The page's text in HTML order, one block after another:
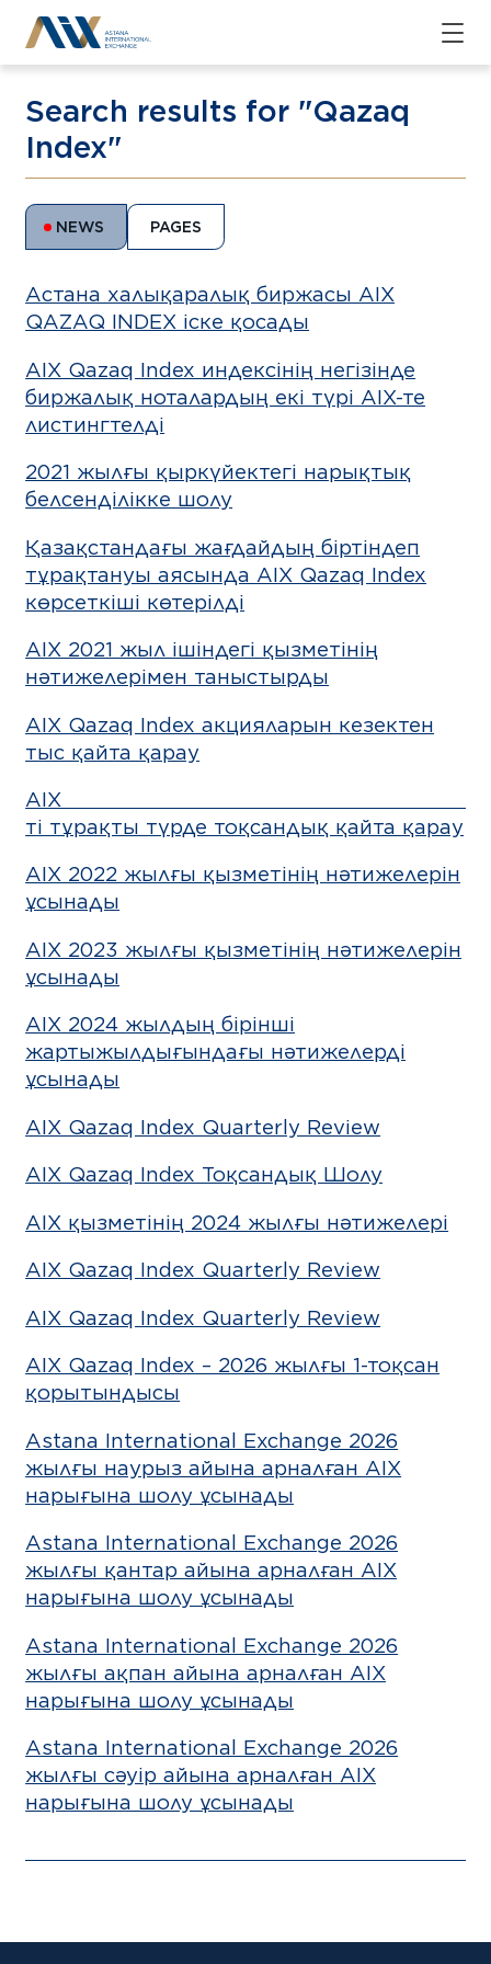
Search results for "Qazaq
Index"
NEWS PAGES
Астана халықаралық биржасы AIX
QAZAQ INDEX іске қосады
AIX Qazaq Index индексінің негізінде
биржалық ноталардың екі түрі АІХ-те
листингтелді
2021 жылғы қыркүйектегі нарықтық
белсенділікке шолу
Қазақстандағы жағдайдың біртіндеп
тұрақтануы аясында AIX Qazaq Index
көрсеткіші көтерілді
АІХ 2021 жыл ішіндегі қызметінің
нәтижелерімен таныстырды
AIX Qazaq Index акцияларын кезектен
тыс қайта қарау
AIX
ті тұрақты түрде тоқсандық қайта қарау
AIX 2022 жылғы қызметінің нәтижелерін
ұсынады
AIX 2023 жылғы қызметінің нәтижелерін
ұсынады
AIX 2024 жылдың бірінші
жартыжылдығындағы нәтижелерді
ұсынады
AIX Qazaq Index Quarterly Review
AIX Qazaq Index Тоқсандық Шолу
AIX қызметінің 2024 жылғы нәтижелері
AIX Qazaq Index Quarterly Review
AIX Qazaq Index Quarterly Review
AIX Qazaq Index – 2026 жылғы 1-тоқсан
қорытындысы
Astana International Exchange 2026
жылғы наурыз айына арналған AIX
нарығына шолу ұсынады
Astana International Exchange 2026
жылғы қантар айына арналған AIX
нарығына шолу ұсынады
Astana International Exchange 2026
жылғы ақпан айына арналған AIX
нарығына шолу ұсынады
Astana International Exchange 2026
жылғы cәуір айына арналған AIX
нарығына шолу ұсынады